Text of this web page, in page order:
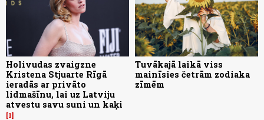
Holivudas zvaigzne
Kristena Stjuarte Rīgā
ieradās ar privāto
lidmašīnu, lai uz Latviju
atvestu savu suni un kaķi
1
Tuvākajā laikā viss
mainīsies četrām zodiaka
zīmēm